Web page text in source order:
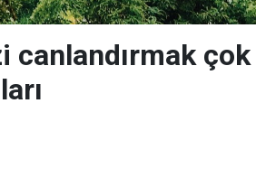
canlandırmak çok